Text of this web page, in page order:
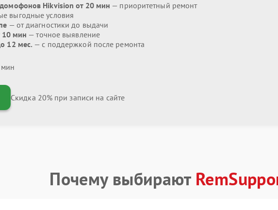
Hikvision от 20 мин — приоритетный ремонт
выгодные условия
— от диагностики до выдачи
10 мин — точное выявление
12 мес. — с поддержкой после ремонта
Скидка 20% при записи на сайте
Почему выбирают